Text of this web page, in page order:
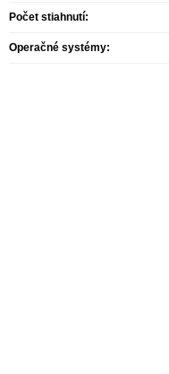
Počet stiahnutí:
Operačné systémy: